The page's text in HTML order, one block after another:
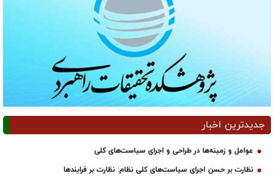
جدیدترین اخبار
عوامل و زمینه‌ها در طراحی و اجرای سیاست‌های کلی
نظارت بر حسن اجرای سیاست‌های کلی نظام: نظارت بر فرایندها